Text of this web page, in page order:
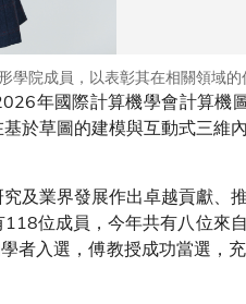
院成員，以表彰其在相關領域的
年國際計算機學會計算機
於草圖的建模與互動式三維
及業界發展作出卓越貢獻、
位成員，今年共有八位來
者入選，傅教授成功當選，